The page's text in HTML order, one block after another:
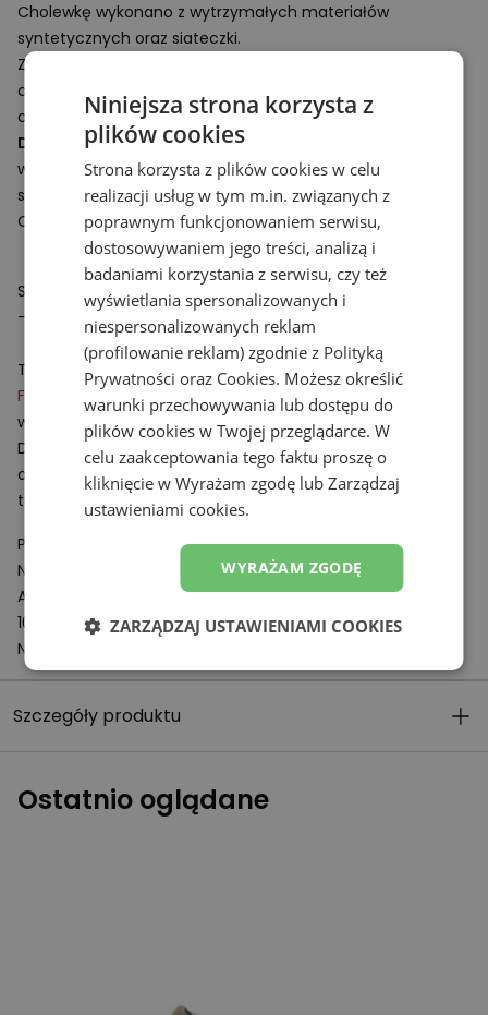
Cholewkę wykonano z wytrzymałych materiałów
syntetycznych oraz siateczki.
Zastosowana w podeszwie środkowej pianka
charakteryzuje się dużą amortyzacją i odpornością na
odkształcenia.
Damskie buty do bieganiaFresh Foam Arishi v4 to
wszechstronny model dla wszystkich tych, którzy cenią
sobie lekkość i dynamikę.
Obuwie doskonale uzupełnidamską odzież sportową
Specyfikacja:
- Drop: 6 mm
Technologie:
Fresh Foam – innowacyjna lekka pianka amortyzująca o
wysokiej odporności na odkształcenia.
Dzięki odpowiedniej strukturze zapewnia miękkość oraz
odpowiednią ochronę stawów podczas dłuższych
treningów.
Podmiot odpowiedzialny:
New Balance Europe BV
A-Factorij, Pilotenstraat 35 – 45
1059 CH Amsterdam
Netherlands
Szczegóły produktu
Ostatnio oglądane
Niniejsza strona korzysta z
plików cookies
Strona korzysta z plików cookies w celu
realizacji usług w tym m.in. związanych z
poprawnym funkcjonowaniem serwisu,
dostosowywaniem jego treści, analizą i
badaniami korzystania z serwisu, czy też
wyświetlania spersonalizowanych i
niespersonalizowanych reklam
(profilowanie reklam) zgodnie z Polityką
Prywatności oraz Cookies. Możesz określić
warunki przechowywania lub dostępu do
plików cookies w Twojej przeglądarce. W
celu zaakceptowania tego faktu proszę o
kliknięcie w Wyrażam zgodę lub Zarządzaj
ustawieniami cookies.
WYRAŻAM ZGODĘ
ZARZĄDZAJ USTAWIENIAMI COOKIES